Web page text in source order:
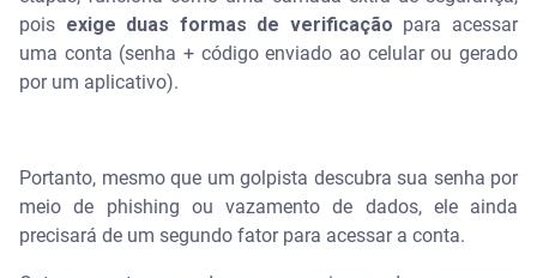
pois exige duas formas de verificação para acessar
uma conta (senha + código enviado ao celular ou gerado
por um aplicativo).
Portanto, mesmo que um golpista descubra sua senha por
meio de phishing ou vazamento de dados, ele ainda
precisará de um segundo fator para acessar a conta.